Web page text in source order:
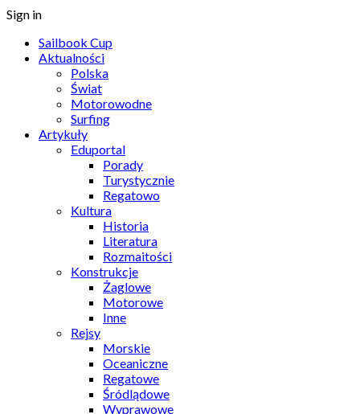
Sign in
Sailbook Cup
Aktualności
Polska
Świat
Motorowodne
Surfing
Artykuły
Eduportal
Porady
Turystycznie
Regatowo
Kultura
Historia
Literatura
Rozmaitości
Konstrukcje
Żaglowe
Motorowe
Inne
Rejsy
Morskie
Oceaniczne
Regatowe
Śródlądowe
Wyprawowe